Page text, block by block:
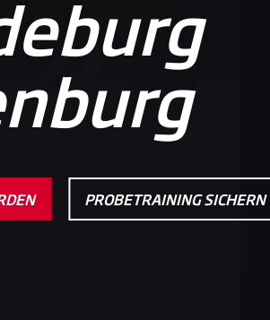
PROBETRAINING SICHERN